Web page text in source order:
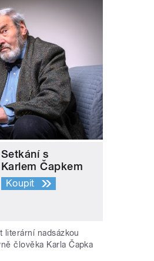
Setkání s
Karlem Čapkem
Koupit
literární nadsázkou
člověka Karla Čapka